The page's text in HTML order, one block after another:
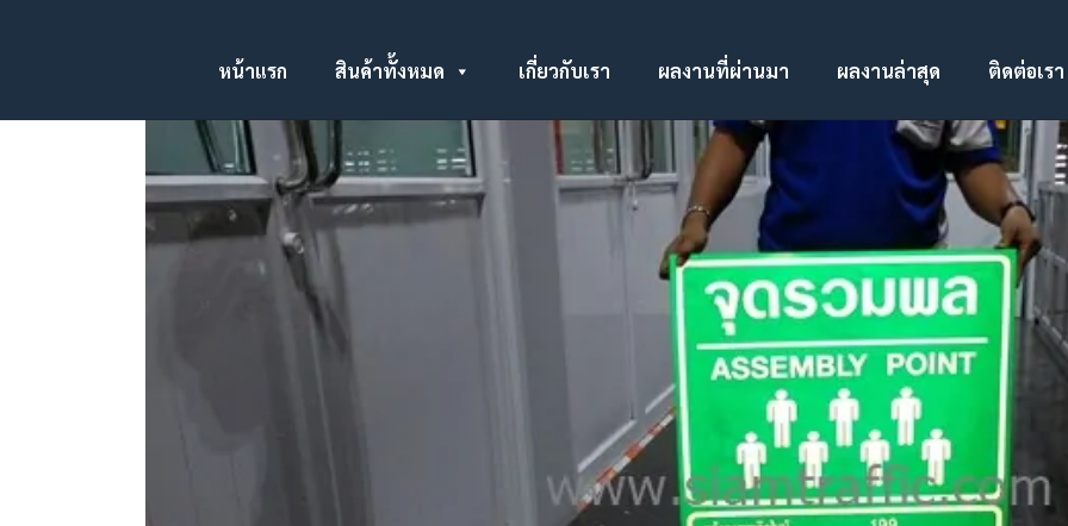
หน้าแรก สินค้าทั้งหมด เกี่ยวกับเรา ผลงานที่ผ่านมา ผลงานล่าสุด ติดต่อเรา